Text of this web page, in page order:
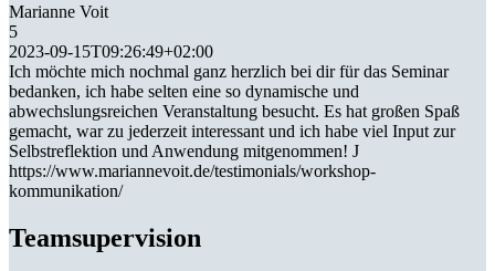
Marianne Voit
5
2023-09-15T09:26:49+02:00
Ich möchte mich nochmal ganz herzlich bei dir für das Seminar
bedanken, ich habe selten eine so dynamische und
abwechslungsreichen Veranstaltung besucht. Es hat großen Spaß
gemacht, war zu jederzeit interessant und ich habe viel Input zur
Selbstreflektion und Anwendung mitgenommen! J
https://www.mariannevoit.de/testimonials/workshop-
kommunikation/
Teamsupervision